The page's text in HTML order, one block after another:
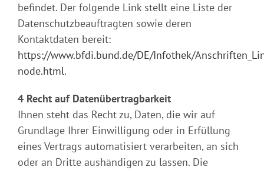
befindet. Der folgende Link stellt eine Liste der
Datenschutzbeauftragten sowie deren
Kontaktdaten bereit:
https://www.bfdi.bund.de/DE/Infothek/
node.html.
4 Recht auf Datenübertragbarkeit
Ihnen steht das Recht zu, Daten, die wir auf
Grundlage Ihrer Einwilligung oder in Erfüllung
eines Vertrags automatisiert verarbeiten, an sich
oder an Dritte aushändigen zu lassen. Die